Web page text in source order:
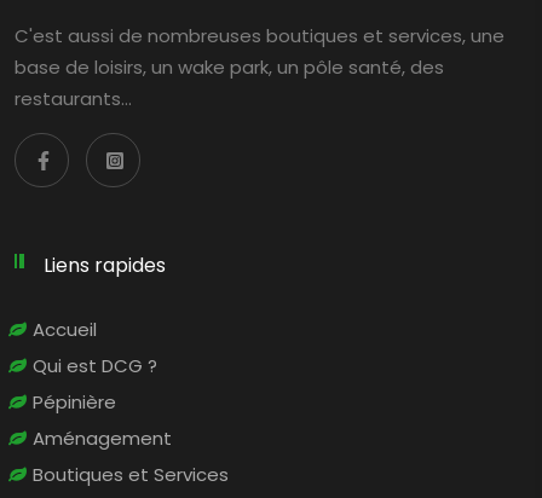
C'est aussi de nombreuses boutiques et services, une
base de loisirs, un wake park, un pôle santé, des
restaurants…
Liens rapides
Accueil
Qui est DCG ?
Pépinière
Aménagement
Boutiques et Services